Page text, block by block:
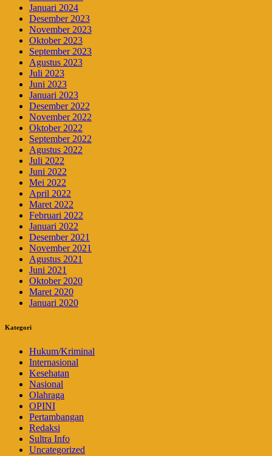
Januari 2024
Desember 2023
November 2023
Oktober 2023
September 2023
Agustus 2023
Juli 2023
Juni 2023
Januari 2023
Desember 2022
November 2022
Oktober 2022
September 2022
Agustus 2022
Juli 2022
Juni 2022
Mei 2022
April 2022
Maret 2022
Februari 2022
Januari 2022
Desember 2021
November 2021
Agustus 2021
Juni 2021
Oktober 2020
Maret 2020
Januari 2020
Kategori
Hukum/Kriminal
Internasional
Kesehatan
Nasional
Olahraga
OPINI
Pertambangan
Redaksi
Sultra Info
Uncategorized